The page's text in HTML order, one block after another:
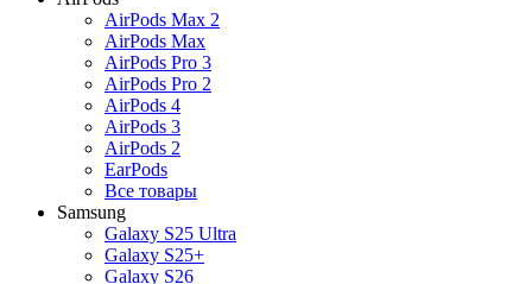
AirPods Max 2
AirPods Max
AirPods Pro 3
AirPods Pro 2
AirPods 4
AirPods 3
AirPods 2
EarPods
Все товары
Samsung
Galaxy S25 Ultra
Galaxy S25+
Galaxy S26